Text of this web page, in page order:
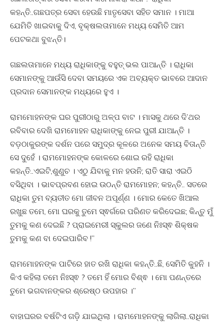
କହନ୍ତି..ଗଛପତ୍ର ସେବା ହେଉଛି ମାତୃସେବା ସହିତ ସମାନ । ମାଆ
ଯେମିତି ଖାଇବାକୁ ଦିଏ, ବୃକ୍ଷଲତାମାନେ ମଧ୍ୟ ସେମିତି ଆମ
ପେଟକଥା ବୁଝନ୍ତି।
ଗଛଲତାମାନେ ମଧ୍ୟ ରାଧିକାଙ୍କୁ ବହୁତ୍ ଭଲ ପାଆନ୍ତି । ରାଧିକା
ସେମାନଙ୍କୁ ଆଉଁସି ଦେବା ସମୟରେ ଏକ ଅବ୍ୟକ୍ତ ଭାବରେ ଆଦାନ
ପ୍ରଦାନ ସେମାନଙ୍କ ମଧ୍ୟରେ ହୁଏ ।
ରାମମୋହନଙ୍କ ଘର ପୁରୀଠାରୁ ଅଳ୍ପ ବାଟ । ମାସକୁ ଥରେ ଦି’ଥର
ରବିବାର ଦେଖି ରାମମୋହନ ରାଧିକାଙ୍କୁ ନେଇ ପୁରୀ ଯାଆନ୍ତି ।
ବଡ଼ଠାକୁରଙ୍କ ଦର୍ଶନ ପରେ ସମୁଦ୍ର କୂଳରେ ଅନେକ ସମୟ ବିତାନ୍ତି
ସେ ଦୁହେଁ । ରାମମୋହନଙ୍କ କୋଳରେ ଶୋଇ ରହି ରାଧିକା
କହନ୍ତି..ଏଇଟି,ଶୁଣୁଚ । ଏଠୁ ଯିବାକୁ ମନ ହଉନି; ରାତି ସାରା ଏଇଠି
ବସିଥିବା । ଭାବପ୍ରବଣ ହୋଇ ଉଠନ୍ତି ରାମମୋହନ; କହନ୍ତି.. ସତରେ
ରାଧିକା ତୁମ ବ୍ୟତୀତ ମୋ ଜୀବନ ଅପୂର୍ଣ୍ଣ । ମୋର କେତେ ଖିଆଲ
ରଖୁଛ ତମେ, ମୋ ଘରକୁ ତୁମେ ସ୍ଵର୍ଗରେ ପରିଣତ କରିଦେଇଛ; କିନ୍ତୁ ମୁଁ
ତୁମକୁ କଣ ଦେଇଛି ? ପ୍ରାଇମେରୀ ସ୍କୁଲର ଜଣେ ନିଃସ୍ଵ ଶିକ୍ଷକ
ତୁମକୁ କଣ ବା ଦେଇପାରିବ !”
ରାମମୋହନଙ୍କ ପାଟିରେ ହାତ ରଖି ରାଧିକା କହନ୍ତି..ଛି, ସେମିତି କୁହନି ।
କିଏ କହିଲା ତମେ ନିଃସ୍ଵ ? ତମେ ହିଁ ମୋର ବିଶ୍ଵ । ମୋ ପଣନ୍ତରେ
ତୁମେ ଭଗବାନଙ୍କର ଶ୍ରେଷ୍ଠ ଉପହାର ।”
ବାହାଘରର ବର୍ଷଟିଏ ଗଡ଼ି ଯାଇଥିଲା । ରାମମୋହନଙ୍କୁ ଲାଗିଲା..ରାଧିକା